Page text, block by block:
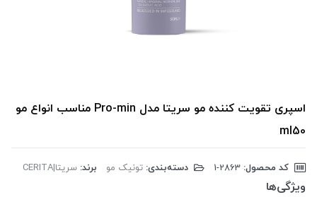
اسپری تقویت کننده مو سریتا مدل Pro-min مناسب انواع مو
ml50
کد محصول: دسته‌بندی: تونیک مو برند: سریتا|CERITA
ویژگی‌ها